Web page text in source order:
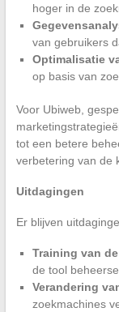
hoger in de
van gebruikers
Optimalisatie
op basis van
Voor Ubiweb,
tot een betere
verbetering van de
Uitdagingen
Er blijven
Training van
de tool
Verandering
zoekmachines